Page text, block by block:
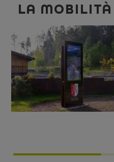
LA MOBILITÀ